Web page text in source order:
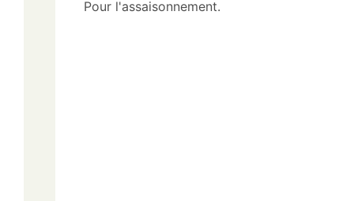
Pour l'assaisonnement.